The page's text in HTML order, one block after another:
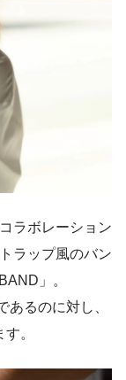
ラボレーション
ラップ風のバン
」
。
あるのに対し、
。